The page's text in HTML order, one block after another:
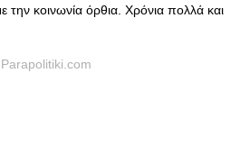
κοινωνία όρθια. Χρόνια πολλά και
Parapolitiki.com